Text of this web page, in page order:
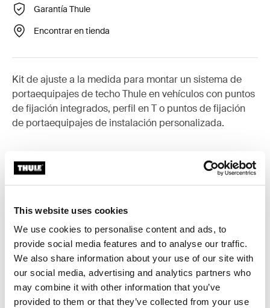
This website uses cookies
We use cookies to personalise content and ads, to
provide social media features and to analyse our traffic.
We also share information about your use of our site with
our social media, advertising and analytics partners who
may combine it with other information that you’ve
provided to them or that they’ve collected from your use
Garantía Thule
Encontrar en tienda
Kit de ajuste a la medida para montar un sistema de
portaequipajes de techo Thule en vehículos con puntos
de fijación integrados, perfil en T o puntos de fijación
de portaequipajes de instalación personalizada.
Toggle techspec
Especificaciones técnicas
Toggle guides and instructions
Instrucciones